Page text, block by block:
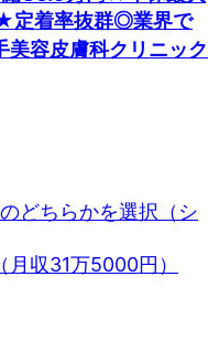
定着率抜群◎業界で
容皮膚科クリニック
どちらかを選択（シ
収31万5000円）